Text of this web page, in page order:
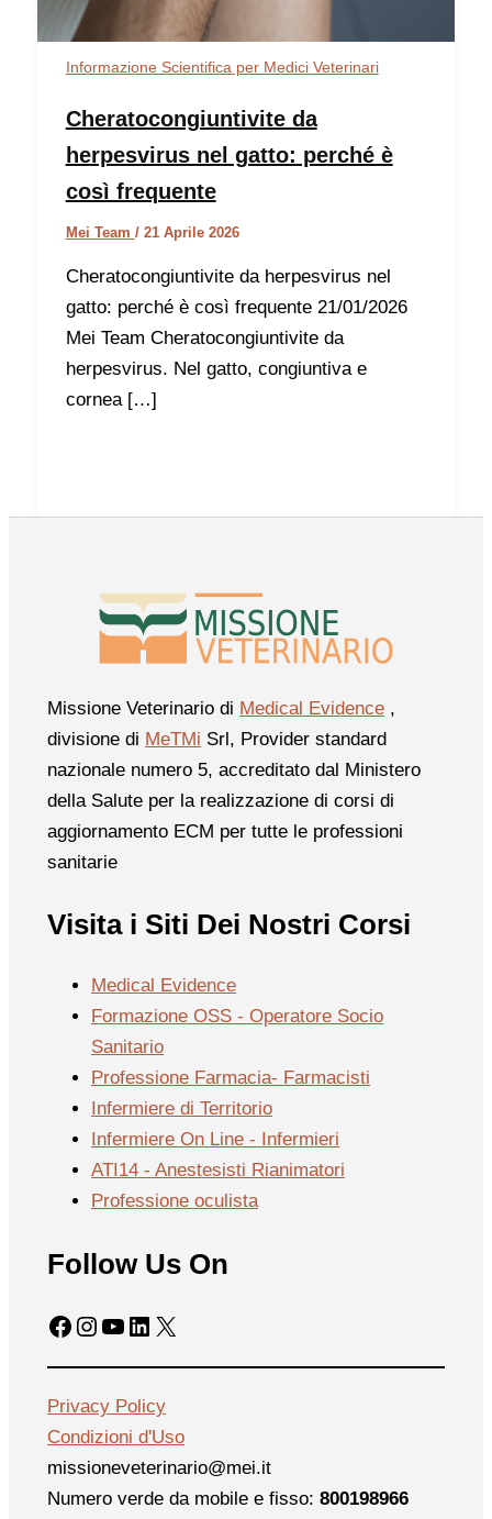
Informazione Scientifica per Medici Veterinari
Cheratocongiuntivite da
herpesvirus nel gatto: perché è
così frequente
Mei Team / 21 Aprile 2026
Cheratocongiuntivite da herpesvirus nel
gatto: perché è così frequente 21/01/2026
Mei Team Cheratocongiuntivite da
herpesvirus. Nel gatto, congiuntiva e
cornea […]
Missione Veterinario di Medical Evidence ,
divisione di MeTMi Srl, Provider standard
nazionale numero 5, accreditato dal Ministero
della Salute per la realizzazione di corsi di
aggiornamento ECM per tutte le professioni
sanitarie
Visita i Siti Dei Nostri Corsi
Medical Evidence
Formazione OSS - Operatore Socio
Sanitario
Professione Farmacia- Farmacisti
Infermiere di Territorio
Infermiere On Line - Infermieri
ATI14 - Anestesisti Rianimatori
Professione oculista
Follow Us On
Facebook
Instagram
YouTube
LinkedIn
X
Privacy Policy
Condizioni d'Uso
missioneveterinario@mei.it
Numero verde da mobile e fisso: 800198966